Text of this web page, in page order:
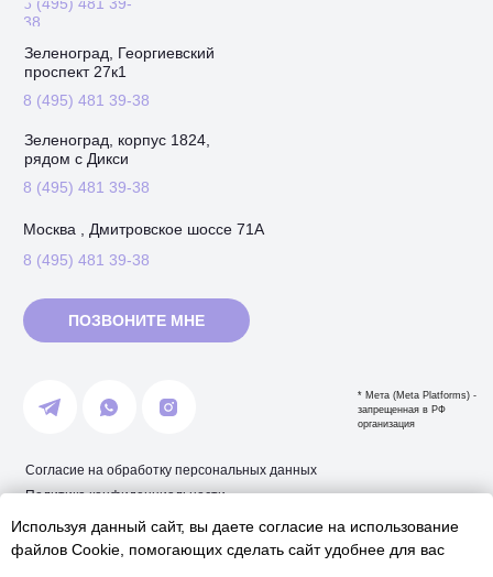
Москва , Дмитровское шоссе 71А
8 (495) 481 39-38
Согласие на обработку персональных данных
Политика конфиденциальности
ИП Дорошенко Б.С.
ИНН: 504409760749
ПОЗВОНИТЕ МНЕ
* Мета (Meta Platforms) -
запрещенная в РФ
организация
8 (495) 481 39-38
Зеленоград, Георгиевский
проспект 27к1
8 (495) 481 39-38
Зеленоград, корпус 1824,
рядом с Дикси
8 (495) 481 39-
38
Используя данный сайт, вы даете согласие на использование
файлов Cookie, помогающих сделать сайт удобнее для вас